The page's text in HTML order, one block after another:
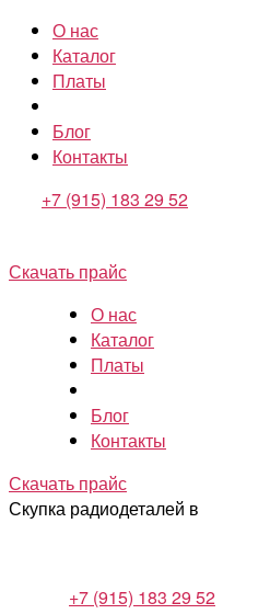
О нас
Каталог
Платы
Блог
Контакты
+7 (915) 183 29 52
Скачать прайс
О нас
Каталог
Платы
Блог
Контакты
Скачать прайс
Скупка радиодеталей в
+7 (915) 183 29 52